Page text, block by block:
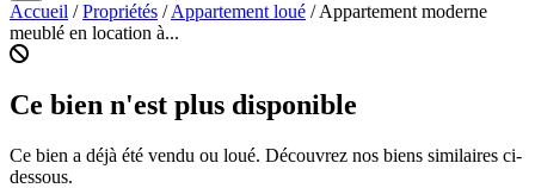
Accueil / Propriétés / Appartement loué / Appartement moderne
meublé en location à...
Ce bien n'est plus disponible
Ce bien a déjà été vendu ou loué. Découvrez nos biens similaires ci-
dessous.